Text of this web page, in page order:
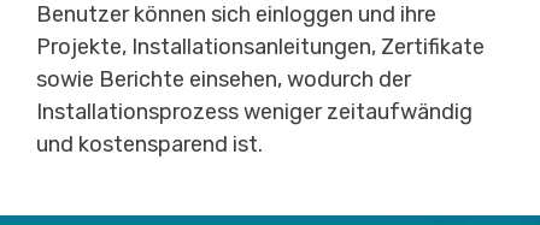
Benutzer können sich einloggen und ihre
Projekte, Installationsanleitungen, Zertifikate
sowie Berichte einsehen, wodurch der
Installationsprozess weniger zeitaufwändig
und kostensparend ist.